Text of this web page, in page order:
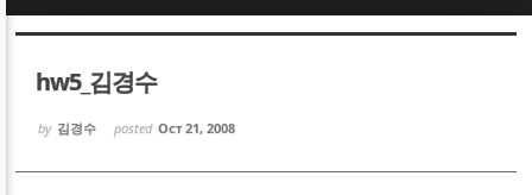
hw5_김경수
by 김경수 posted Oct 21, 2008
Sketchbook5, 스케치북5
Sketchbook5, 스케치북5